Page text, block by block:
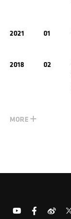
2021 01
2018 02